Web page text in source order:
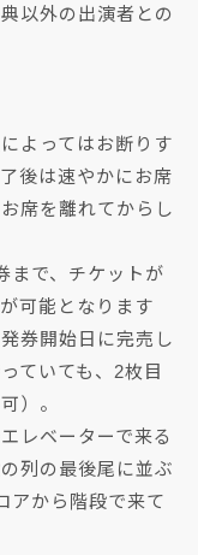
以外の出演者との
よってはお断りす
後は速やかにお席
席を離れてからし
まで、チケットが
可能となります
券開始日に完売し
ていても、2枚目
）。
レベーターで来る
列の最後尾に並ぶ
アから階段で来て